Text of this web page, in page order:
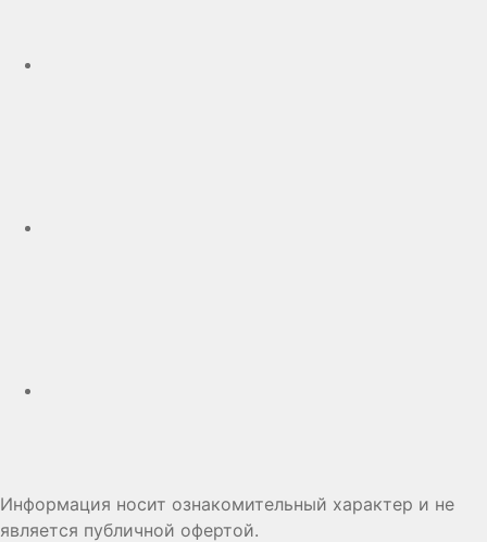
Информация носит ознакомительный характер и не
является публичной офертой.